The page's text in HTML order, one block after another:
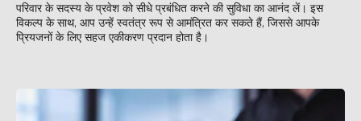
परिवार के सदस्य के प्रवेश को सीधे प्रबंधित करने की सुविधा का आनंद लें। इस
विकल्प के साथ, आप उन्हें स्वतंत्र रूप से आमंत्रित कर सकते हैं, जिससे आपके
प्रियजनों के लिए सहज एकीकरण प्रदान होता है।